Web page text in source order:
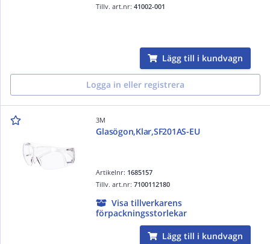
Tillv. art.nr:41002-001
Lägg till i kundvagn
Logga in eller registrera
3M
Glasögon,Klar,SF201AS-EU
Artikelnr: 1685157
Tillv. art.nr:7100112180
Visa tillverkarens
förpackningsstorlekar
Lägg till i kundvagn